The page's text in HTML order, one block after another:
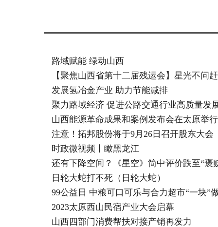
路域赋能 绿动山西
【聚焦山西省第十二届残运会】星光不问
发展氢冶金产业 助力节能减排
聚力路域经济 促进公路交通行业高质量发
山西能源革命成果和案例发布会在太原举行
注意！拓邦股份将于9月26日召开股东大会
时政微视频丨瞰黑龙江
还有下降空间？《星空》简中评价跌至“褒
日轮大蛇打不死（日轮大蛇）
99公益日 中粮可口可乐与合力超市“一块”
2023太原西山民宿产业大会启幕
山西四部门消费帮扶对接产销再发力